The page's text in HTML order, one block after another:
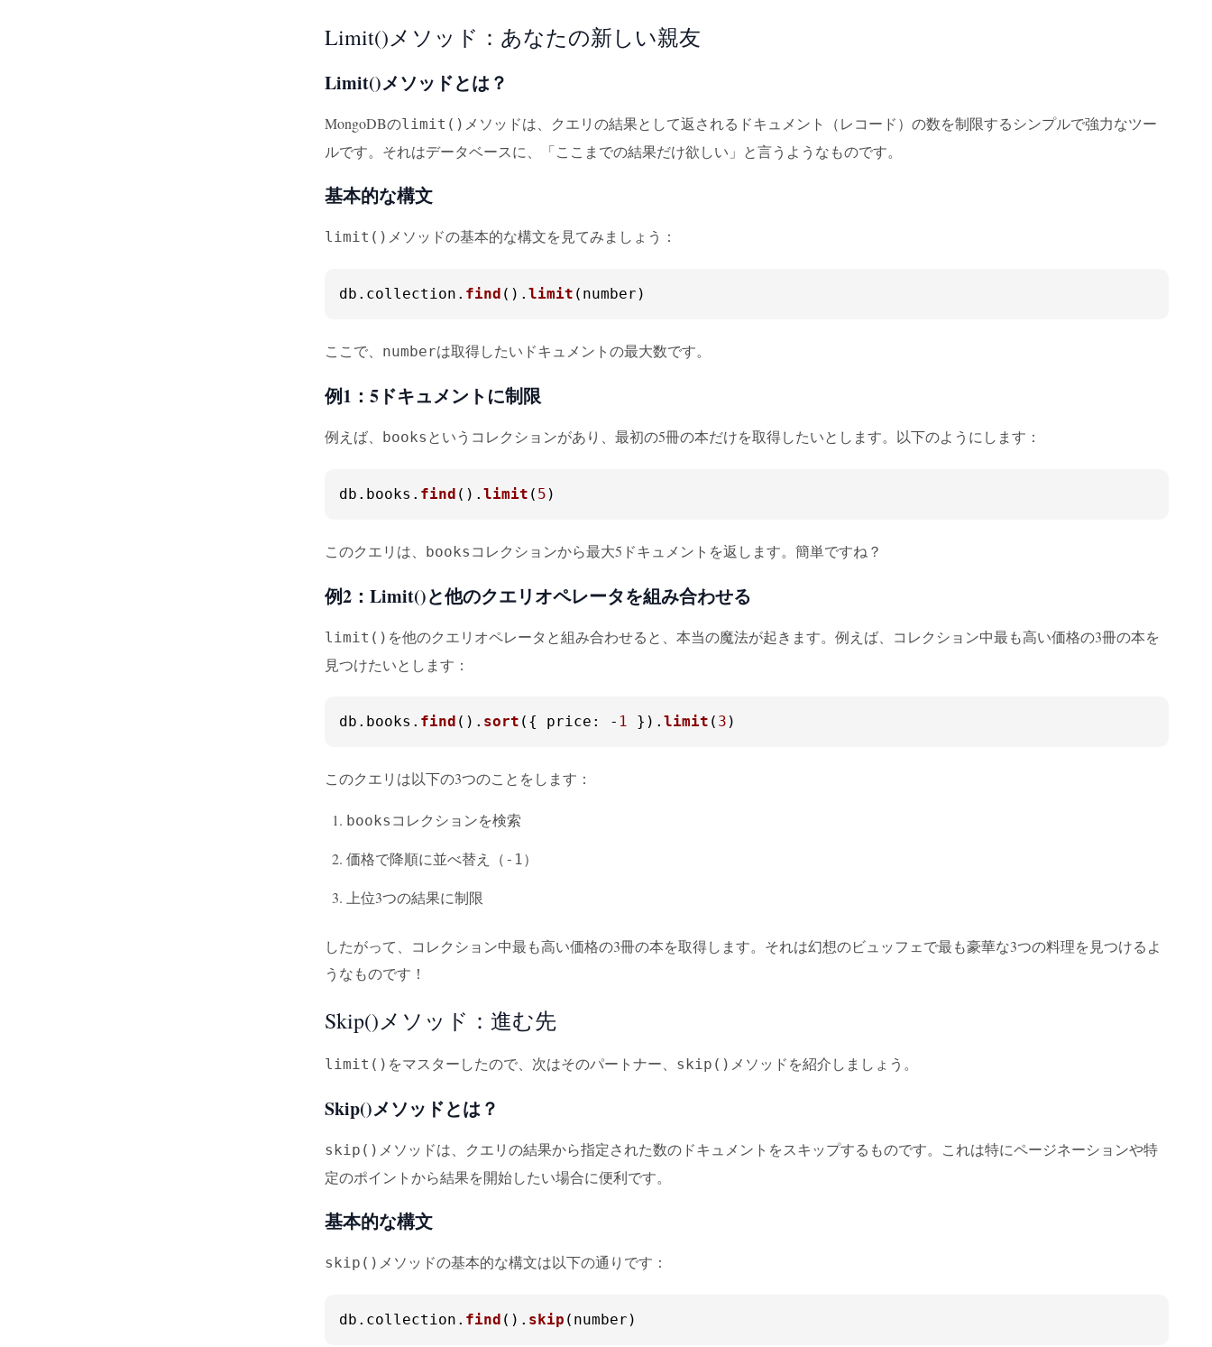
Limit()メソッド：あなたの新しい親友
Limit()メソッドとは？
MongoDBのlimit() メソッドは、クエリの結果として返されるドキュメント（レコード）の数を制限するシンプルで強力なツー
ルです。それはデータベースに、「ここまでの結果だけ欲しい」と言うようなものです。
基本的な構文
limit() メソッドの基本的な構文を見てみましょう：
db. collection . find (). limit (number)
ここで、 numberは取得したいドキュメントの最大数です。
例1：5ドキュメントに制限
例えば、 books というコレクションがあり、最初の5冊の本だけを取得したいとします。以下のようにします：
db. books . find (). limit ( 5 )
このクエリは、 books コレクションから最大5ドキュメントを返します。簡単ですね？
例2：Limit()と他のクエリオペレータを組み合わせる
limit() を他のクエリオペレータと組み合わせると、本当の魔法が起きます。例えば、コレクション中最も高い価格の3冊の本を
見つけたいとします：
db. books . find (). sort ({ price : - 1 }). limit ( 3 )
このクエリは以下の3つのことをします：
books コレクションを検索
価格で降順に並べ替え（ -1）
上位3つの結果に制限
したがって、コレクション中最も高い価格の3冊の本を取得します。それは幻想のビュッフェで最も豪華な3つの料理を見つけるよ
うなものです！
Skip()メソッド：進む先
limit() をマスターしたので、次はそのパートナー、 skip() メソッドを紹介しましょう。
Skip()メソッドとは？
skip() メソッドは、クエリの結果から指定された数のドキュメントをスキップするものです。これは特にページネーションや特
定のポイントから結果を開始したい場合に便利です。
基本的な構文
skip() メソッドの基本的な構文は以下の通りです：
db. collection . find (). skip (number)